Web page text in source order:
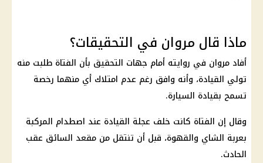
ماذا قال مروان في التحقيقات؟
أفاد مروان في روايته أمام جهات التحقيق بأن الفتاة طلبت منه
تولي القيادة، وأنه وافق رغم عدم امتلاك أي منهما رخصة
تسمح بقيادة السيارة.
وقال إن الفتاة كانت خلف عجلة القيادة عند اصطدام المركبة
بعربة الشاي والقهوة، قبل أن تنتقل من مقعد السائق عقب
الحادث.